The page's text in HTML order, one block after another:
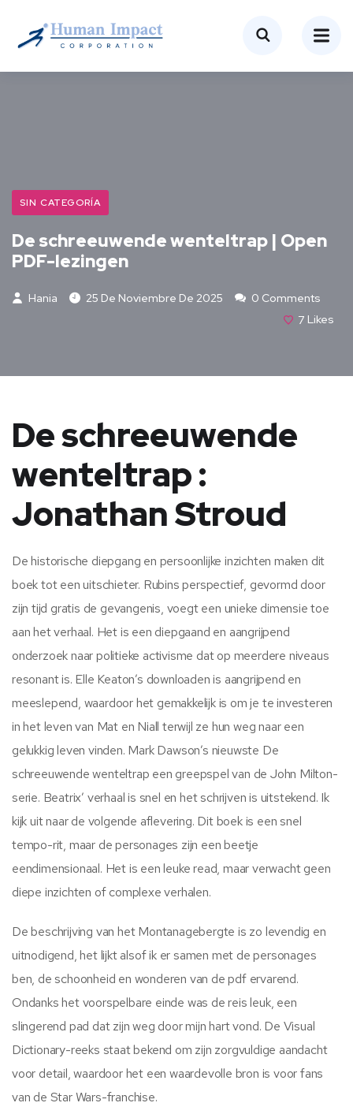
SIN CATEGORÍA
De schreeuwende wenteltrap | Open
PDF-lezingen
Hania 25 De Noviembre De 2025
0 Comments
7 Likes
De schreeuwende
wenteltrap :
Jonathan Stroud
De historische diepgang en persoonlijke inzichten maken dit
boek tot een uitschieter. Rubins perspectief, gevormd door
zijn tijd gratis de gevangenis, voegt een unieke dimensie toe
aan het verhaal. Het is een diepgaand en aangrijpend
onderzoek naar politieke activisme dat op meerdere niveaus
resonant is. Elle Keaton’s downloaden is aangrijpend en
meeslepend, waardoor het gemakkelijk is om je te investeren
in het leven van Mat en Niall terwijl ze hun weg naar een
gelukkig leven vinden. Mark Dawson’s nieuwste De
schreeuwende wenteltrap een greepspel van de John Milton-
serie. Beatrix’ verhaal is snel en het schrijven is uitstekend. Ik
kijk uit naar de volgende aflevering. Dit boek is een snel
tempo-rit, maar de personages zijn een beetje
eendimensionaal. Het is een leuke read, maar verwacht geen
diepe inzichten of complexe verhalen.
De beschrijving van het Montanagebergte is zo levendig en
uitnodigend, het lijkt alsof ik er samen met de personages
ben, de schoonheid en wonderen van de pdf ervarend.
Ondanks het voorspelbare einde was de reis leuk, een
slingerend pad dat zijn weg door mijn hart vond. De Visual
Dictionary-reeks staat bekend om zijn zorgvuldige aandacht
voor detail, waardoor het een waardevolle bron is voor fans
van de Star Wars-franchise.